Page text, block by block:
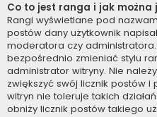
Co to jest ranga i jak można
Rangi wyświetlane pod
postów dany użytkownik
moderatora czy
bezpośrednio zmieniać stylu
administrator witryny. Nie
zwiększyć swój licznik postów
witryn nie toleruje takich
obniży licznik postów takiego